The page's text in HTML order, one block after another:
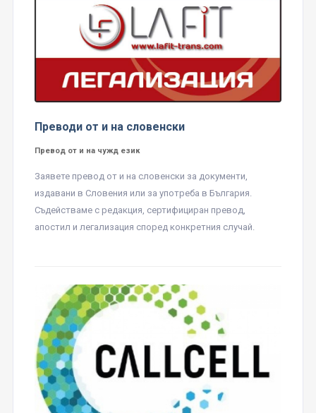
Преводи от и на словенски
Превод от и на чужд език
Заявете превод от и на словенски за документи,
издавани в Словения или за употреба в България.
Съдействаме с редакция, сертифициран превод,
апостил и легализация според конкретния случай.